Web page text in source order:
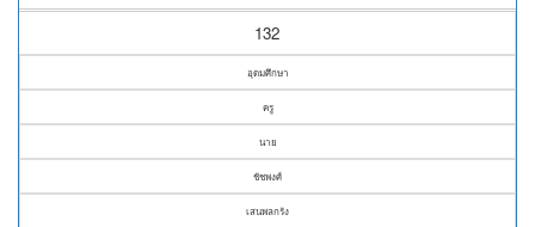
132
อุดมศึกษา
ครู
นาย
ชัชพงศ์
เสนพลกรัง